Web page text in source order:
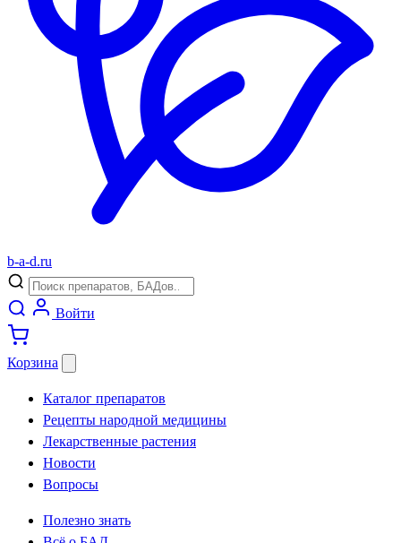
b-a-d.ru
Войти
Корзина
Каталог препаратов
Рецепты народной медицины
Лекарственные растения
Новости
Вопросы
Полезно знать